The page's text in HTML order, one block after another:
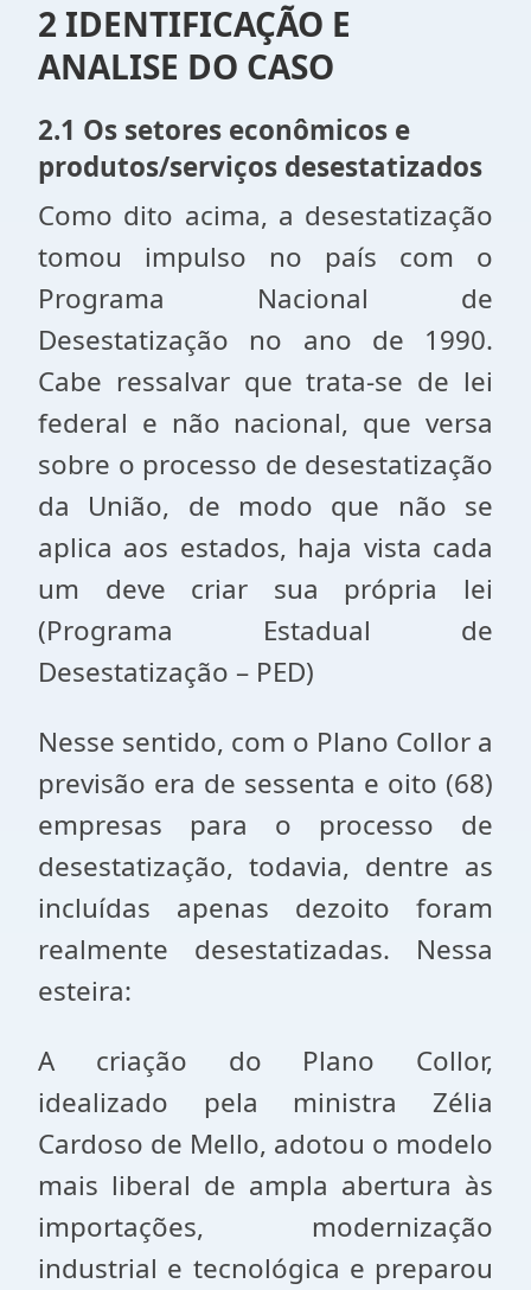
2 IDENTIFICAÇÃO E
ANALISE DO CASO
2.1 Os setores econômicos e
produtos/serviços desestatizados
Como dito acima, a desestatização
tomou impulso no país com o
Programa Nacional de
Desestatização no ano de 1990.
Cabe ressalvar que trata-se de lei
federal e não nacional, que versa
sobre o processo de desestatização
da União, de modo que não se
aplica aos estados, haja vista cada
um deve criar sua própria lei
(Programa Estadual de
Desestatização – PED)
Nesse sentido, com o Plano Collor a
previsão era de sessenta e oito (68)
empresas para o processo de
desestatização, todavia, dentre as
incluídas apenas dezoito foram
realmente desestatizadas. Nessa
esteira:
A criação do Plano Collor,
idealizado pela ministra Zélia
Cardoso de Mello, adotou o modelo
mais liberal de ampla abertura às
importações, modernização
industrial e tecnológica e preparou